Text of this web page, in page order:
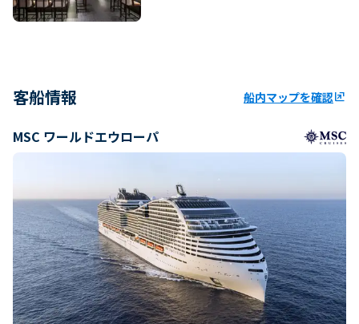
客船情報 船内マップを確認ungroup
MSC ワールドエウローパ